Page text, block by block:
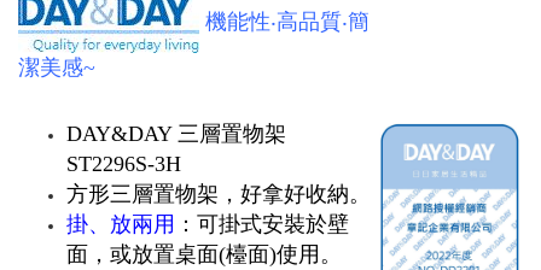
機能性‧高品質‧簡
潔美感~
DAY&DAY 三層置物架
ST2296S-3H
方形三層置物架，好拿好收納。
掛、放兩用 ：可掛式安裝於壁
面，或放置桌面(檯面)使用。